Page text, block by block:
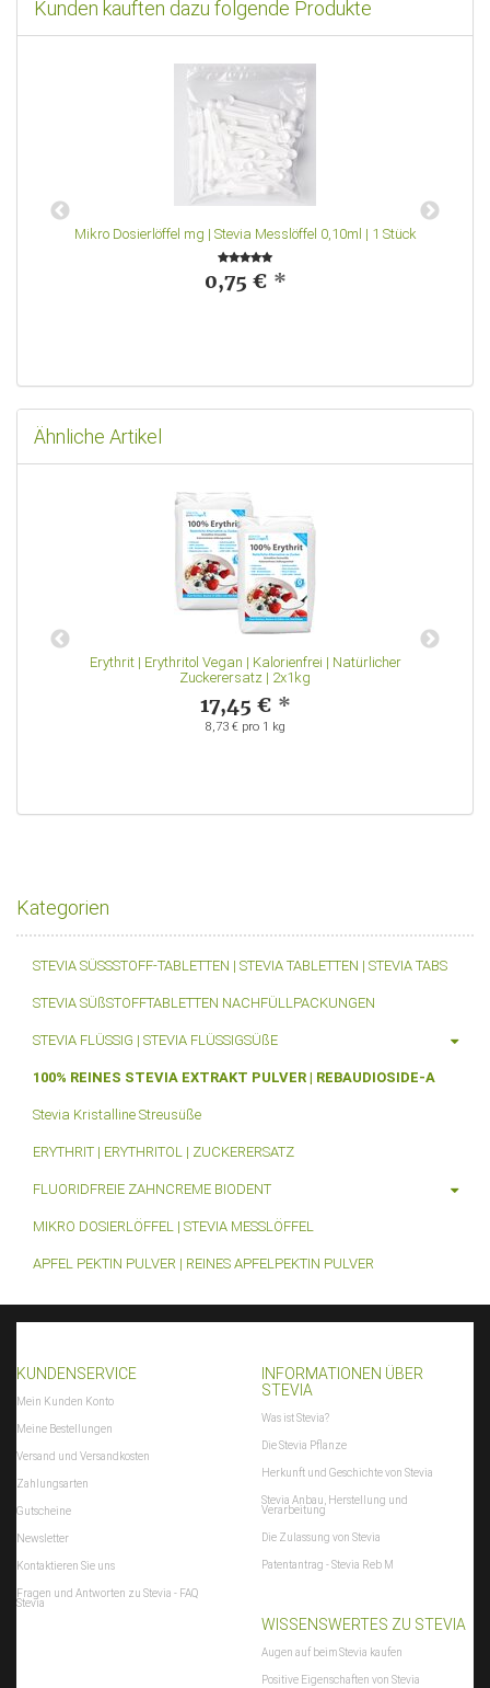
Kunden kauften dazu folgende Produkte
Mikro Dosierlöffel mg | Stevia Messlöffel 0,10ml | 1 Stück
0,75 € *
Ähnliche Artikel
Erythrit | Erythritol Vegan | Kalorienfrei | Natürlicher
Zuckerersatz | 2x1kg
17,45 € *
8,73 € pro 1 kg
Kategorien
STEVIA SÜSSSTOFF-TABLETTEN | STEVIA TABLETTEN | STEVIA TABS
STEVIA SÜßSTOFFTABLETTEN NACHFÜLLPACKUNGEN
STEVIA FLÜSSIG | STEVIA FLÜSSIGSÜßE
100% REINES STEVIA EXTRAKT PULVER | REBAUDIOSIDE-A
Stevia Kristalline Streusüße
ERYTHRIT | ERYTHRITOL | ZUCKERERSATZ
FLUORIDFREIE ZAHNCREME BIODENT
MIKRO DOSIERLÖFFEL | STEVIA MESSLÖFFEL
APFEL PEKTIN PULVER | REINES APFELPEKTIN PULVER
KUNDENSERVICE
Mein Kunden Konto
Meine Bestellungen
Versand und Versandkosten
Zahlungsarten
Gutscheine
Newsletter
Kontaktieren Sie uns
Fragen und Antworten zu Stevia - FAQ
Stevia
INFORMATIONEN ÜBER
STEVIA
Was ist Stevia?
Die Stevia Pflanze
Herkunft und Geschichte von Stevia
Stevia Anbau, Herstellung und
Verarbeitung
Die Zulassung von Stevia
Patentantrag - Stevia Reb M
WISSENSWERTES ZU STEVIA
Augen auf beim Stevia kaufen
Positive Eigenschaften von Stevia